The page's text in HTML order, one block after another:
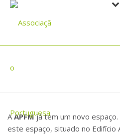
NOVO ESPAÇO APFM
AAPFMjá tem um novo
este espaço, situado no